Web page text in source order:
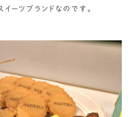
イーツブランドなのです。